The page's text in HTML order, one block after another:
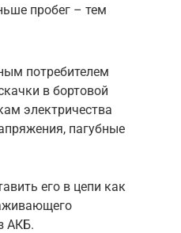
пробег – тем
потребителем
в бортовой
электричества
пагубные
его в цепи как
АКБ.